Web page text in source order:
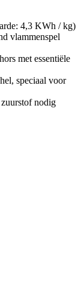
4,3 KWh / kg)
vlammenspel
met essentiële
speciaal voor
nodig